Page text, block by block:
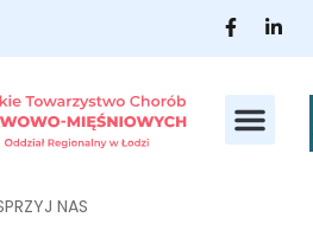
NAS